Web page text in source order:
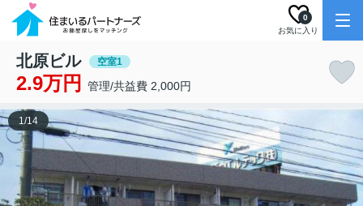
お気に入り
0
北原ビル 空室1
2.9万円 管理/共益費 2,000円
1/14